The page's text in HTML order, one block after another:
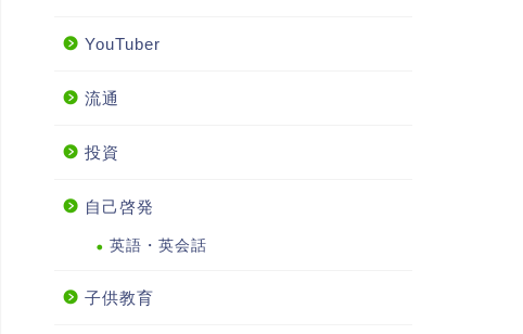
YouTuber
流通
投資
自己啓発
英語・英会話
子供教育